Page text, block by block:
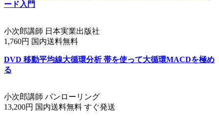
ード入門
小次郎講師 日本実業出版社
1,760円 国内送料無料
DVD 移動平均線大循環分析 帯を使って大循環MACDを極め
る
小次郎講師 パンローリング
13,200円 国内送料無料 すぐ発送